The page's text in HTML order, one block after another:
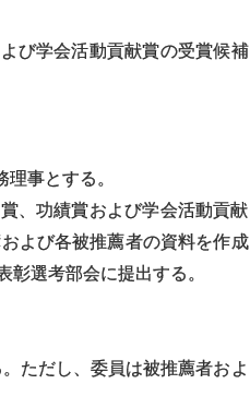
び学会活動貢献賞の受賞候補
事とする。
、功績賞および学会活動貢献
よび各被推薦者の資料を作成
選考部会に提出する。
ただし、委員は被推薦者およ